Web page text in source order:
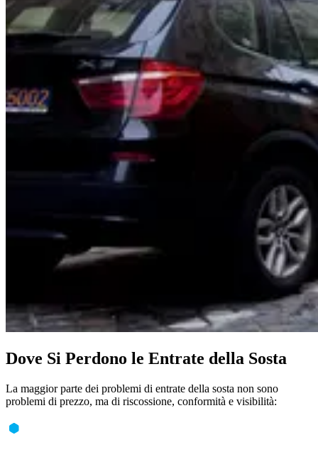
Dove Si Perdono le Entrate della Sosta
La maggior parte dei problemi di entrate della sosta non sono
problemi di prezzo, ma di riscossione, conformità e visibilità: